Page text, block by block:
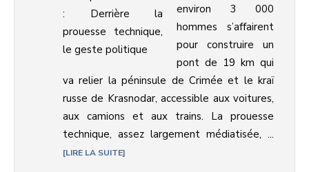
environ 3 000
hommes s’affairent
pour construire un
pont de 19 km qui
va relier la péninsule de Crimée et le kraï
russe de Krasnodar, accessible aux voitures,
aux camions et aux trains. La prouesse
technique, assez largement médiatisée, ...
LIRE LA SUITE